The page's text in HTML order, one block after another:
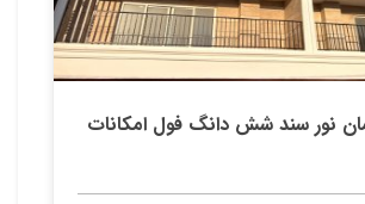
نور سند شش دانگ فول امکانات